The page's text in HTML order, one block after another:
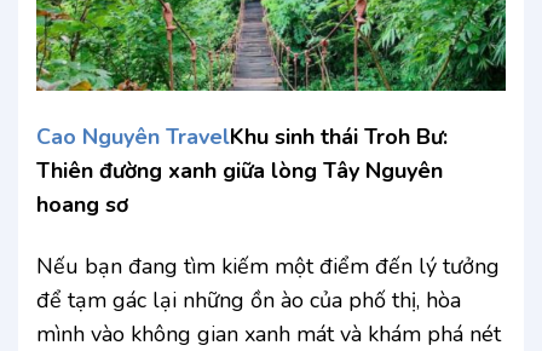
Cao Nguyên TravelKhu sinh thái Troh Bư:
Thiên đường xanh giữa lòng Tây Nguyên
hoang sơ
Nếu bạn đang tìm kiếm một điểm đến lý tưởng
để tạm gác lại những ồn ào của phố thị, hòa
mình vào không gian xanh mát và khám phá nét